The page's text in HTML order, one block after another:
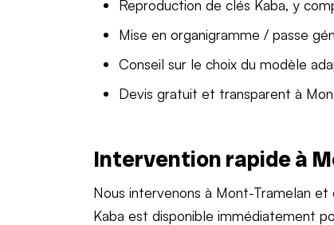
Reproduction de clés Kaba, y
Mise en organigramme / passe
Conseil sur le choix du modèle
Devis gratuit et transparent à
Intervention rapide à
Nous intervenons à Mont-Tramelan
Kaba est disponible immédiatement